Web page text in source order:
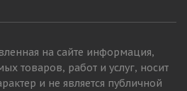
на сайте информация,
товаров, работ и услуг, носит
и не является публичной